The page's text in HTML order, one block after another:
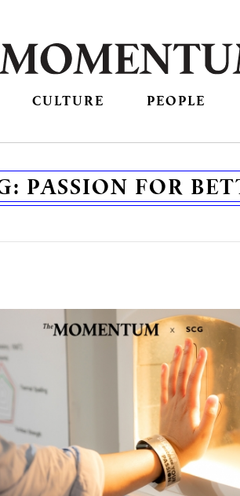
CULTURE PEOPLE
PASSION FOR